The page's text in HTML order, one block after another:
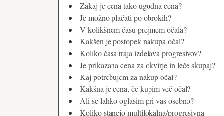
Zakaj je cena tako ugodna cena?
Je možno plačati po obrokih?
V kolikšnem času prejmem očala?
Kakšen je postopek nakupa očal?
Koliko časa traja izdelava progresivov?
Je prikazana cena za okvirje in leče skupaj?
Kaj potrebujem za nakup očal?
Kakšna je cena, če kupim več očal?
Ali se lahko oglasim pri vas osebno?
Koliko stanejo multifokalna/progresivna